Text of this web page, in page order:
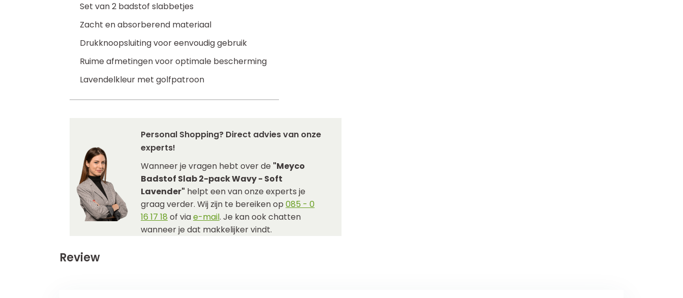
Set van 2 badstof slabbetjes
Zacht en absorberend materiaal
Drukknoopsluiting voor eenvoudig gebruik
Ruime afmetingen voor optimale bescherming
Lavendelkleur met golfpatroon
Personal Shopping? Direct advies van onze
experts!
Wanneer je vragen hebt over de "Meyco
Badstof Slab 2-pack Wavy - Soft
Lavender" helpt een van onze experts je
graag verder. Wij zijn te bereiken op 085 - 0
16 17 18 of viae-mail. Je kan ook chatten
wanneer je dat makkelijker vindt.
Review